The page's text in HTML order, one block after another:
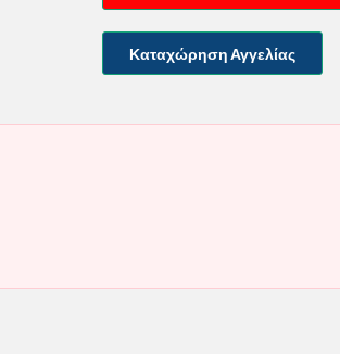
Καταχώρηση Αγγελίας